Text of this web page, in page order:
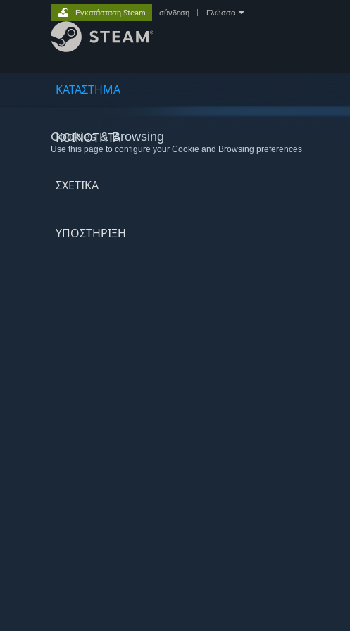
ΚΑΤΑΣΤΗΜΑ
ΚΟΙΝΟΤΗΤΑ
ΣΧΕΤΙΚΆ
ΥΠΟΣΤΗΡΙΞΗ
Εγκατάσταση Steam σύνδεση Γλώσσα
Cookies & Browsing
Use this page to configure your Cookie and Browsing preferences